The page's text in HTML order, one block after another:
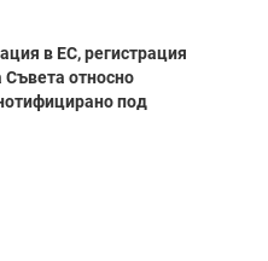
в ЕС, регистрация
относно
под